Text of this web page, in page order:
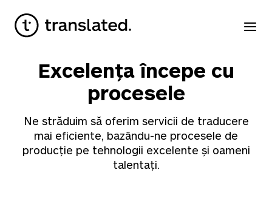
Excelența începe cu
procesele
Ne străduim să oferim servicii de traducere
mai eficiente, bazându-ne procesele de
producție pe tehnologii excelente și oameni
talentați.